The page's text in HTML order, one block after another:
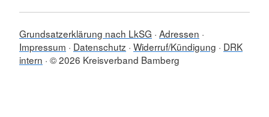
Grundsatzerklärung nach LkSG Adressen
Impressum
Datenschutz Widerruf/Kündigung
DRK
intern © 2026 Kreisverband Bamberg